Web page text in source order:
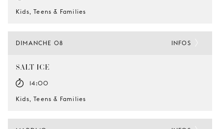
Kids, Teens & Families
DIMANCHE 08
SALT-ICE
14:00
Kids, Teens & Families
INFOS